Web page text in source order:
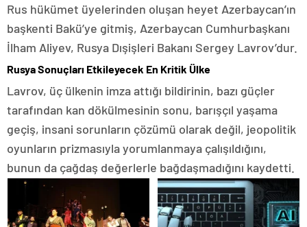
Rus hükümet üyelerinden oluşan heyet Azerbaycan’ın
başkenti Bakü’ye gitmiş, Azerbaycan Cumhurbaşkanı
İlham Aliyev, Rusya Dışişleri Bakanı Sergey Lavrov’dur.
Rusya Sonuçları Etkileyecek En Kritik Ülke
Lavrov, üç ülkenin imza attığı bildirinin, bazı güçler
tarafından kan dökülmesinin sonu, barışçıl yaşama
geçiş, insani sorunların çözümü olarak değil, jeopolitik
oyunların prizmasıyla yorumlanmaya çalışıldığını,
bunun da çağdaş değerlerle bağdaşmadığını kaydetti.